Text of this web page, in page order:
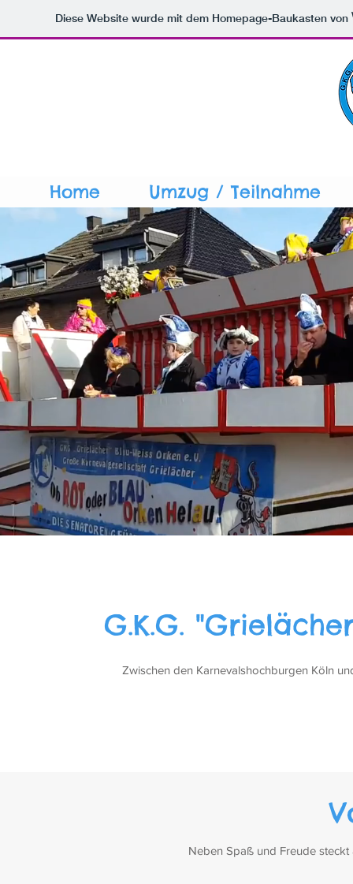
Diese Website wurde mit dem Homepage-Baukasten von
Home Umzug / Teilnahme
G.K.G.
Zwischen den Karnevalshochburgen Köln
Neben Spaß und Freude